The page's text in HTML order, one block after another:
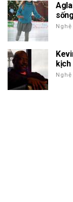
kịch